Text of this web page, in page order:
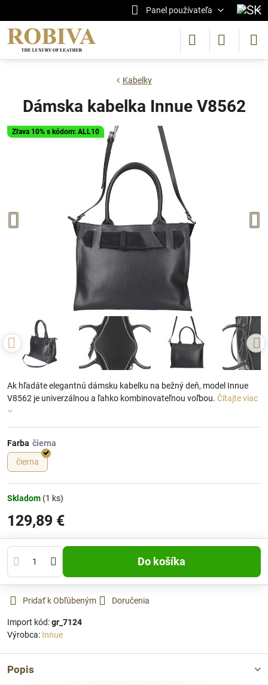
Panel používateľa
Zľava 10% s kódom: ALL10
Kabelky
Dámska kabelka Innue V8562
Ak hľadáte elegantnú dámsku kabelku na bežný deň, model Innue
V8562 je univerzálnou a ľahko kombinovateľnou voľbou. Čítajte viac
Farba
čierna
Skladom (1 ks)
129,89 €
Do košíka
Pridať k Obľúbeným Doručenia
Import kód:gr_7124
Výrobca: Innue
Popis